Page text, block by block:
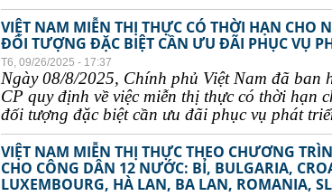
VIỆT NAM MIỄN THỊ THỰC CÓ THỜI HẠN CHO
ĐỐI TƯỢNG ĐẶC BIỆT CẦN ƯU ĐÃI PHỤC VỤ
T6, 09/26/2025 - 17:37
Ngày 08/8/2025, Chính phủ Việt Nam đã
CP quy định về việc miễn thị thực có thời hạn
đối tượng đặc biệt cần ưu đãi phục vụ phát
VIỆT NAM MIỄN THỊ THỰC THEO CHƯƠNG
CHO CÔNG DÂN 12 NƯỚC: BỈ, BULGARIA,
LUXEMBOURG, HÀ LAN, BA LAN, ROMANIA,